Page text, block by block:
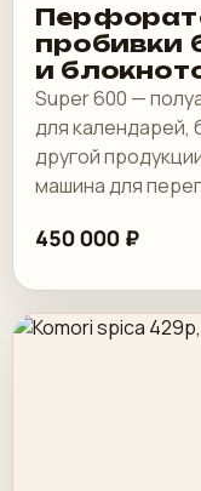
пробивки
и
Super 600 —
для календарей,
другой
машина для
широкая зона
инструмента и.
450 000 ₽